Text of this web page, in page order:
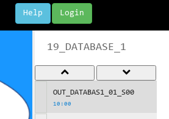
Login
Help
19_DATABASE_1
OUT_DATABAS1_01_S00
10:00